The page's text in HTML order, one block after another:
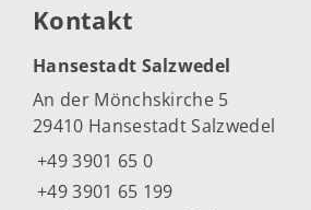
Kontakt
Hansestadt Salzwedel
An der Mönchskirche 5
29410 Hansestadt Salzwedel
+49 3901 65 0
+49 3901 65 199